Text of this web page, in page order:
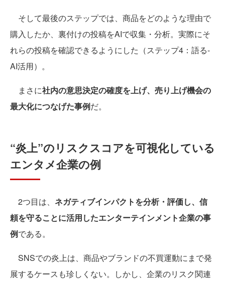
そして最後のステップでは、商品をどのような理由で
購入したか、裏付けの投稿をAIで収集・分析。実際にそ
れらの投稿を確認できるようにした（ステップ4：語る-
AI活用）。
まさに社内の意思決定の確度を上げ、売り上げ機会の
最大化につなげた事例だ。
“炎上”のリスクスコアを可視化している
エンタメ企業の例
2つ目は、 ネガティブインパクトを分析・評価し、信
頼を守ることに活用したエンターテインメント企業の事
例である。
SNSでの炎上は、商品やブランドの不買運動にまで発
展するケースも珍しくない。しかし、企業のリスク関連